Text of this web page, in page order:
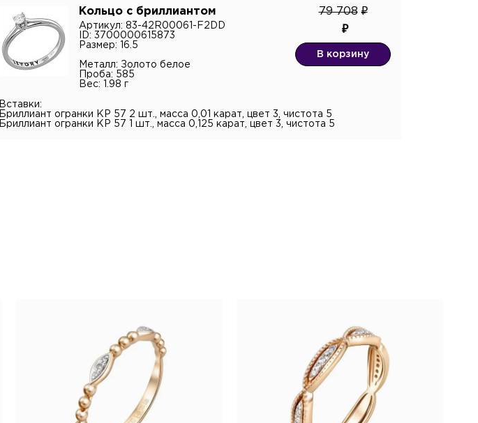
Кольцо с бриллиантом
Артикул: 83-42R00061-F2DD
ID: 3700000615873
Размер: 16.5
Металл: Золото белое
Проба: 585
Вес: 1.98 г
79 708
В корзину
Вставки:
Бриллиант огранки КР 57 2 шт., масса 0,01 карат, цвет 3, чистота 5
Бриллиант огранки КР 57 1 шт., масса 0,125 карат, цвет 3, чистота 5